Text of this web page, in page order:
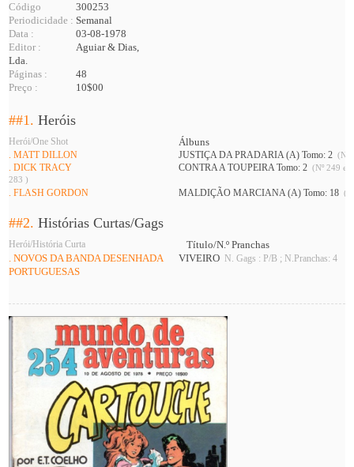
Código
300253
Periodicidade : Semanal
Data :
03-08-1978
Editor :
Aguiar & Dias,
Lda.
Páginas :
48
Preço :
10$00
##1.Heróis
Herói/One Shot Álbuns
. MATT DILLON JUSTIÇA DA PRADARIA (A) Tomo: 2 (Nº
. DICK TRACY CONTRA A TOUPEIRA Tomo: 2 (Nº 249 e
283 )
. FLASH GORDON
MALDIÇÃO MARCIANA (A) Tomo: 18
##2.Histórias Curtas/Gags
Herói/História Curta
Título/N.º Pranchas
. NOVOS DA BANDA DESENHADA
PORTUGUESAS
VIVEIRO N. Gags : P/B ; N.Pranchas: 4